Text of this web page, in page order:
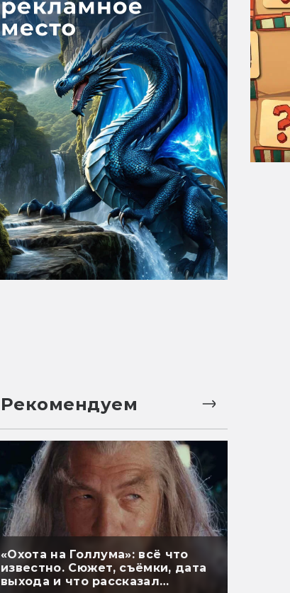
Рекомендуем
«Охота на Голлума»: всё что
известно. Сюжет, съёмки, дата
выхода и что рассказал